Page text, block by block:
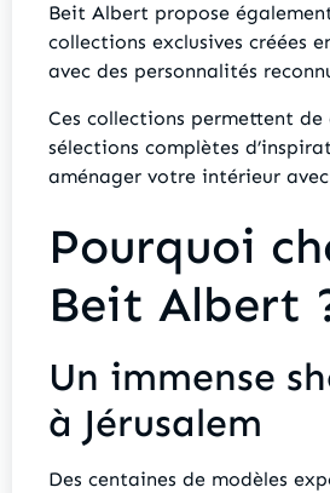
Beit Albert propose
collections exclusives créées
avec des personnalités
Ces collections permettent de
sélections complètes
aménager votre intérieur
Pourquoi
Beit Albert
Un immense
à Jérusalem
Des centaines de modèles